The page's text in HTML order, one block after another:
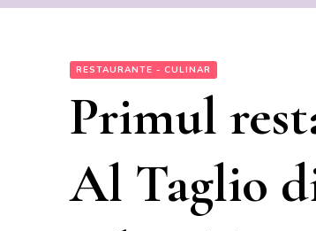
RESTAURANTE - CULINAR
Primul
Al Taglio